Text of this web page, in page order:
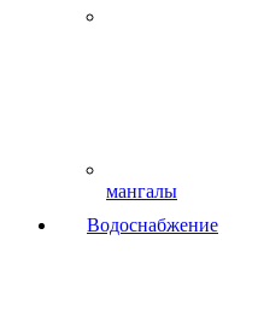
мангалы
Водоснабжение